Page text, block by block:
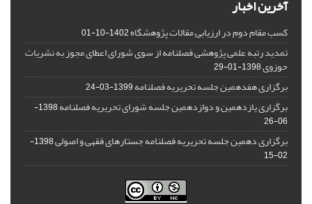
آخرین اخبار
کسب مقام دوم در ارزیابی مقالات پژوهشگاه1402-10-01
تمدید رتبه علمی پژوهشی فصلنامه از سوی شورای اعطای مجوز به نشریات
حوزوی1398-01-29
برگزاری هفدهمین جلسه تحریریه فصلنامه1399-03-24
برگزاری یازدهمین و دوازدهمین جلسه شورای تحریریه فصلنامه
1398-
06-26
برگزاری دهمین جلسه تحریریه فصلنامه جستارهای فقهی و اصولی
1398-
02-15